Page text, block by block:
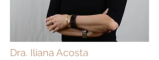
Dra. Iliana Acosta